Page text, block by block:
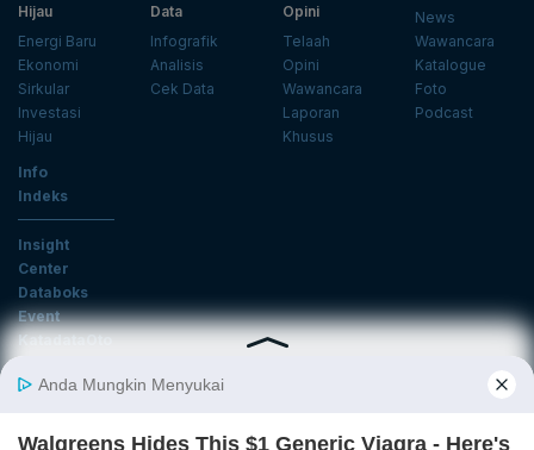
Hijau
Energi Baru
Ekonomi
Sirkular
Investasi
Hijau
Data
Infografik
Analisis
Cek Data
Opini
Telaah
Opini
Wawancara
Laporan
Khusus
News
Wawancara
Katalogue
Foto
Podcast
Info
Indeks
Insight
Center
Databoks
Event
KatadataOto
Email